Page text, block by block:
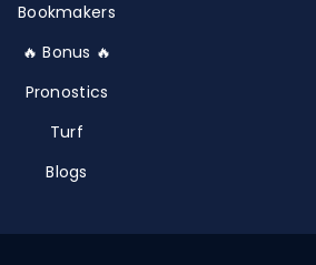
Bookmakers
🔥 Bonus 🔥
Pronostics
Turf
Blogs